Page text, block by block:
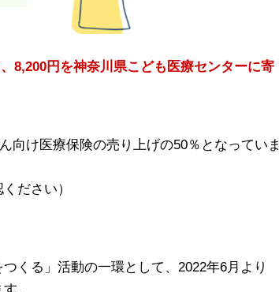
8,200円を神奈川県こども医療センターに寄
向け医療保険の売り上げの50％となっていま
ださい）
くる」活動の一環として、2022年6月より